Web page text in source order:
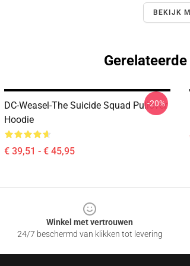
BEKIJK
DC-Weasel-The Suicide Squad Pullover
Hoodie
€ 39,51 - € 45,95
-20%
Winkel met vertrouwen
24/7 beschermd van klikken tot levering